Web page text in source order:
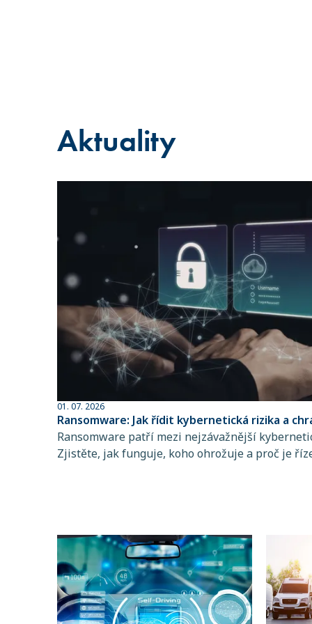
Aktuality
01. 07. 2026
Ransomware: Jak řídit kybernetická rizika a
Ransomware patří mezi nejzávažnější
Zjistěte, jak funguje, koho ohrožuje a proč je